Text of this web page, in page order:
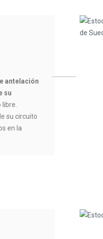
antelación
su
su circuito
en la